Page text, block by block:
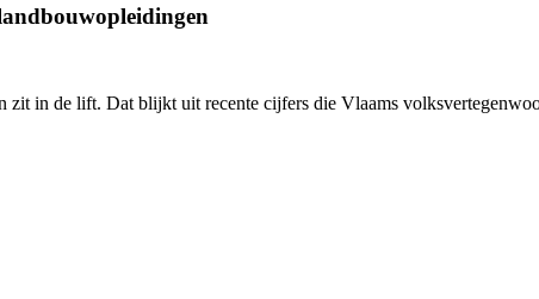
zit in de lift. Dat blijkt uit recente cijfers die Vlaams